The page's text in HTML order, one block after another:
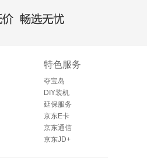
畅选无忧
特色服务
夺宝岛
DIY装机
延保服务
京东E卡
京东通信
京东JD+